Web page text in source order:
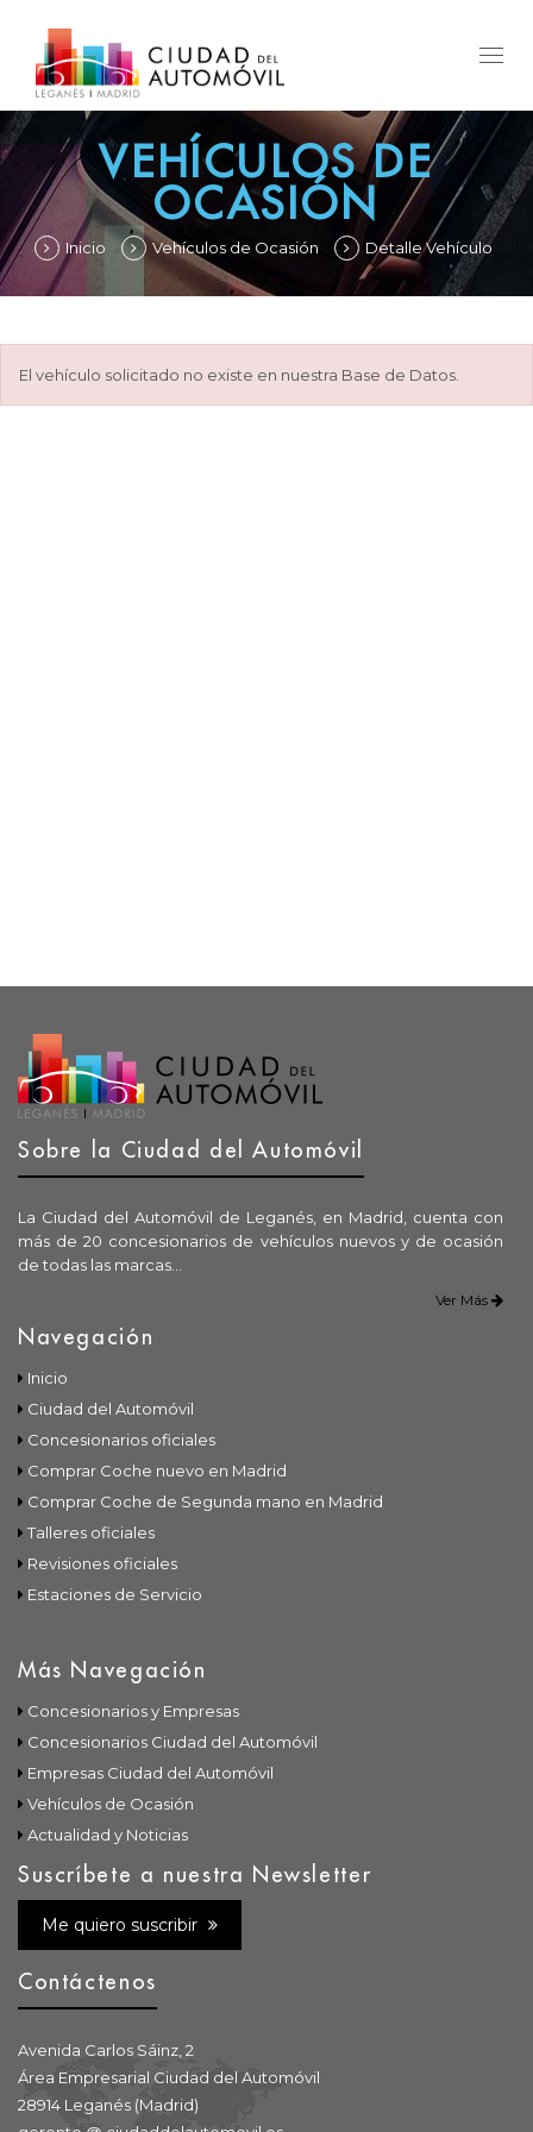
VEHÍCULOS DE
OCASIÓN
Inicio Vehículos de Ocasión Detalle Vehículo
El vehículo solicitado no existe en nuestra Base de Datos.
Sobre la Ciudad del Automóvil
La Ciudad del Automóvil de Leganés, en Madrid, cuenta con
más de 20 concesionarios de vehículos nuevos y de ocasión
de todas las marcas...
Ver Más
Navegación
Inicio
Ciudad del Automóvil
Concesionarios oficiales
Comprar Coche nuevo en Madrid
Comprar Coche de Segunda mano en Madrid
Talleres oficiales
Revisiones oficiales
Estaciones de Servicio
Más Navegación
Concesionarios y Empresas
Concesionarios Ciudad del Automóvil
Empresas Ciudad del Automóvil
Vehículos de Ocasión
Actualidad y Noticias
Suscríbete a nuestra Newsletter
Me quiero suscribir
Contáctenos
Avenida Carlos Sáinz, 2
Área Empresarial Ciudad del Automóvil
28914 Leganés (Madrid)